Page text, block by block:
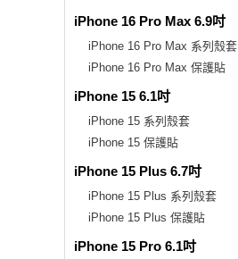
iPhone 16 Pro Max 6.9吋
iPhone 16 Pro Max 系列殼套
iPhone 16 Pro Max 保護貼
iPhone 15 6.1吋
iPhone 15 系列殼套
iPhone 15 保護貼
iPhone 15 Plus 6.7吋
iPhone 15 Plus 系列殼套
iPhone 15 Plus 保護貼
iPhone 15 Pro 6.1吋